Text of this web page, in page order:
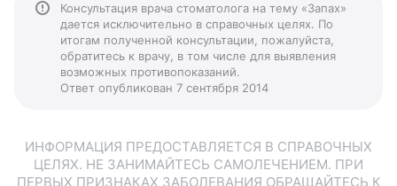
Консультация врача стоматолога на тему «Запах»
дается исключительно в справочных целях. По
итогам полученной консультации, пожалуйста,
обратитесь к врачу, в том числе для выявления
возможных противопоказаний.
Ответ опубликован 7 сентября 2014
ИНФОРМАЦИЯ ПРЕДОСТАВЛЯЕТСЯ В СПРАВОЧНЫХ
ЦЕЛЯХ. НЕ ЗАНИМАЙТЕСЬ САМОЛЕЧЕНИЕМ. ПРИ
ПЕРВЫХ ПРИЗНАКАХ ЗАБОЛЕВАНИЯ ОБРАЩАЙТЕСЬ К